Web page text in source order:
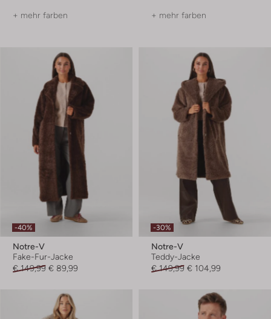
+ mehr farben + mehr farben
-40%
Notre-V
Fake-Fur-Jacke
€ 149,99 € 89,99
-30%
Notre-V
Teddy-Jacke
€ 149,99 € 104,99